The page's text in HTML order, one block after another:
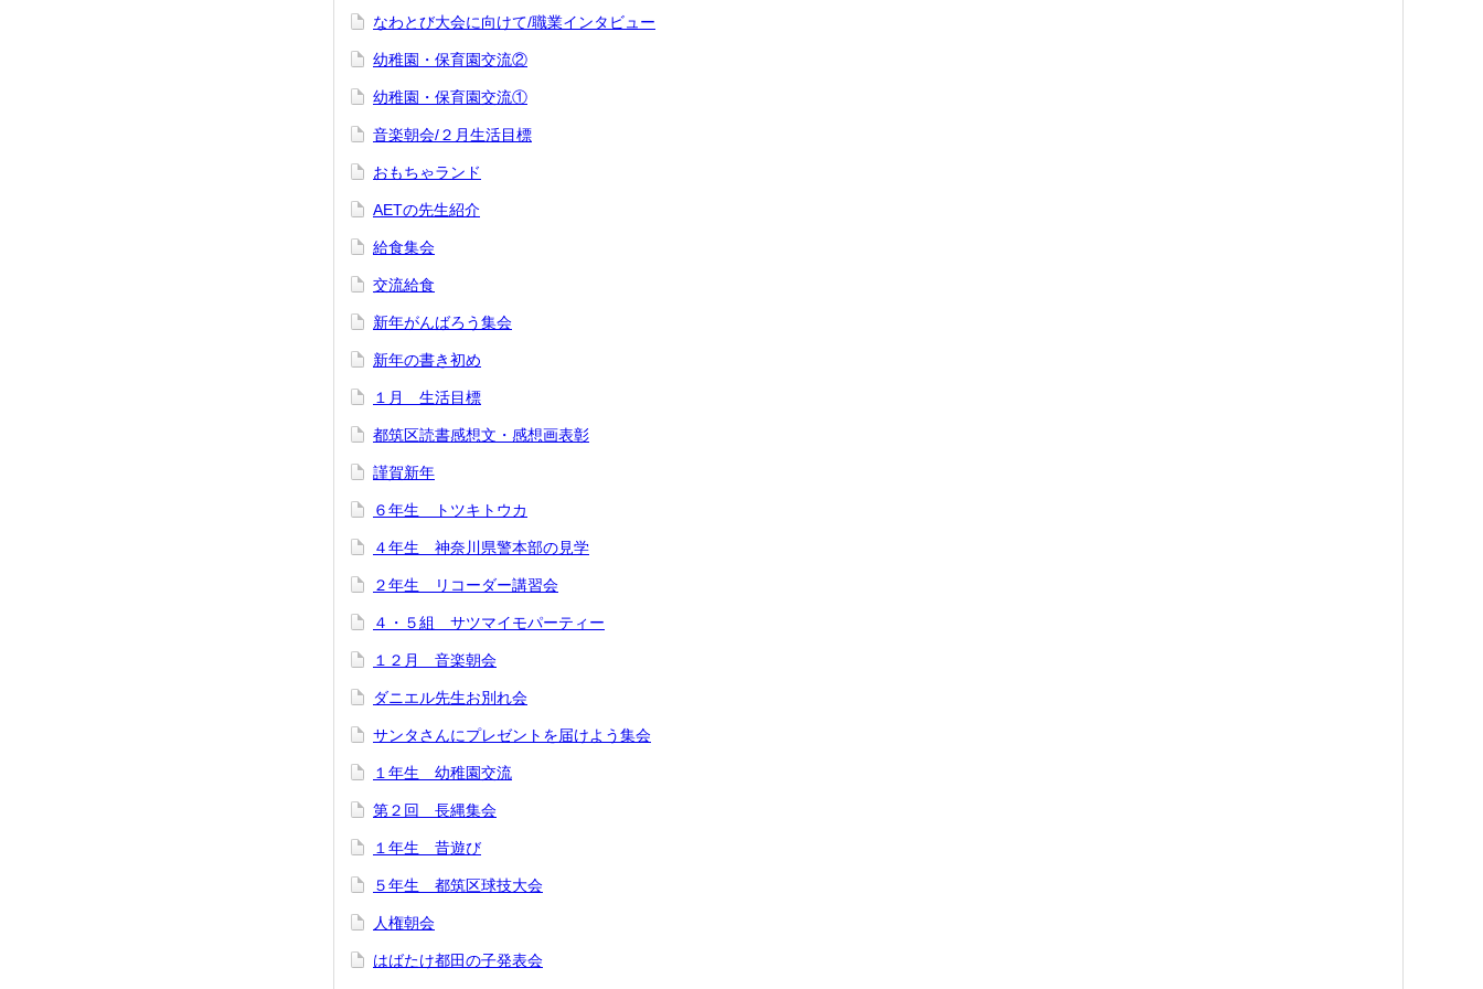
なわとび大会に向けて/職業インタビュー
幼稚園・保育園交流②
幼稚園・保育園交流①
音楽朝会/２月生活目標
おもちゃランド
AETの先生紹介
給食集会
交流給食
新年がんばろう集会
新年の書き初め
１月 生活目標
都筑区読書感想文・感想画表彰
謹賀新年
６年生 トツキトウカ
４年生 神奈川県警本部の見学
２年生 リコーダー講習会
４・５組 サツマイモパーティー
１２月 音楽朝会
ダニエル先生お別れ会
サンタさんにプレゼントを届けよう集会
１年生 幼稚園交流
第２回 長縄集会
１年生 昔遊び
５年生 都筑区球技大会
人権朝会
はばたけ都田の子発表会